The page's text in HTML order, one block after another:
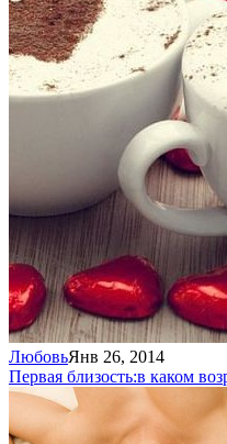
ЛюбовьЯнв 26, 2014
Первая близость:в каком